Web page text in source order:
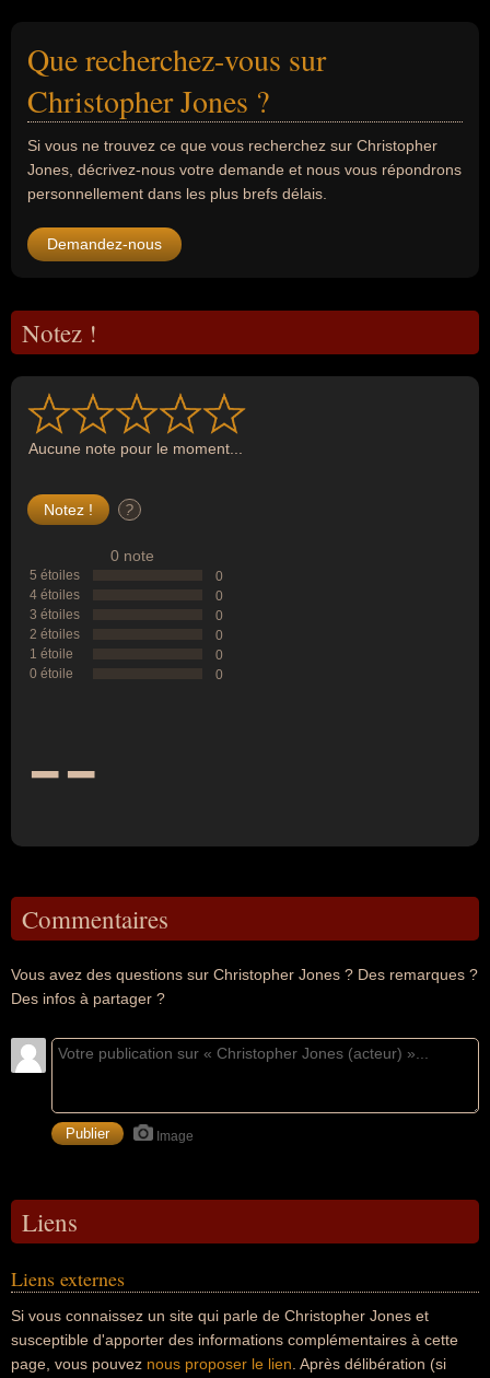
Que recherchez-vous sur
Christopher Jones ?
Si vous ne trouvez ce que vous recherchez sur Christopher
Jones, décrivez-nous votre demande et nous vous répondrons
personnellement dans les plus brefs délais.
Demandez-nous
Notez !
Aucune note pour le moment...
?
0 note
5 étoiles
0
4 étoiles
0
3 étoiles
0
2 étoiles
0
1 étoile
0
0 étoile
0
--
Commentaires
Vous avez des questions sur Christopher Jones ? Des remarques ?
Des infos à partager ?
Image
Liens
Liens externes
Si vous connaissez un site qui parle de Christopher Jones et
susceptible d'apporter des informations complémentaires à cette
page, vous pouvez nous proposer le lien . Après délibération (si